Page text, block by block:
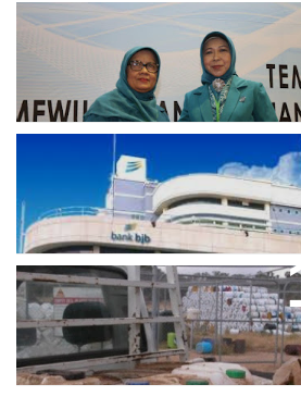
Perpres No.99/2017 Bisa Jadi
Acuan Semangat Pengabdian
PKK
Aher Minta Pemerintah Pusat
Masukan Kembali BJB Sebagai
Penyalur KUR
Paparan Pestisida Sebabkan
Parkinson Dan Kanker